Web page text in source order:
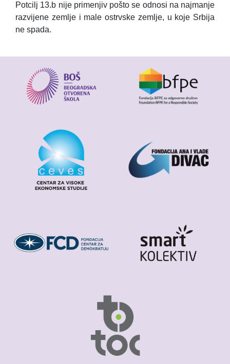
Potcilj 13.b nije primenjiv pošto se odnosi na najmanje
razvijene zemlje i male ostrvske zemlje, u koje Srbija
ne spada.